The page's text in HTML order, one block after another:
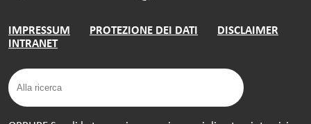
IMPRESSUM PROTEZIONE DEI DATI
DISCLAIMER
INTRANET